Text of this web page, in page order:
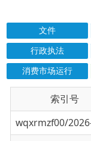
行政执法
消费市场运行
索引号